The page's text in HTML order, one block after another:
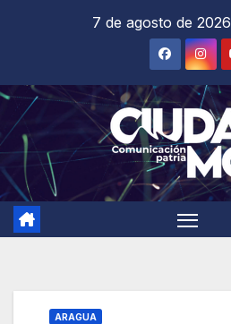
7 de agosto de 2026
ARAGUA